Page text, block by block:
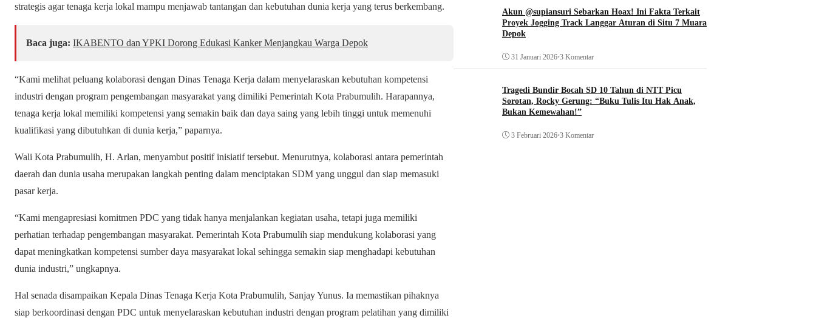
strategis agar tenaga kerja lokal mampu menjawab tantangan dan kebutuhan dunia kerja yang terus berkembang.
Baca juga: IKABENTO dan YPKI Dorong Edukasi Kanker Menjangkau Warga Depok
“Kami melihat peluang kolaborasi dengan Dinas Tenaga Kerja dalam menyelaraskan kebutuhan kompetensi
industri dengan program pengembangan masyarakat yang dimiliki Pemerintah Kota Prabumulih. Harapannya,
tenaga kerja lokal memiliki kompetensi yang semakin baik dan daya saing yang lebih tinggi untuk memenuhi
kualifikasi yang dibutuhkan di dunia kerja,” paparnya.
Wali Kota Prabumulih, H. Arlan, menyambut positif inisiatif tersebut. Menurutnya, kolaborasi antara pemerintah
daerah dan dunia usaha merupakan langkah penting dalam menciptakan SDM yang unggul dan siap memasuki
pasar kerja.
“Kami mengapresiasi komitmen PDC yang tidak hanya menjalankan kegiatan usaha, tetapi juga memiliki
perhatian terhadap pengembangan masyarakat. Pemerintah Kota Prabumulih siap mendukung kolaborasi yang
dapat meningkatkan kompetensi sumber daya masyarakat lokal sehingga semakin siap menghadapi kebutuhan
dunia industri,” ungkapnya.
Hal senada disampaikan Kepala Dinas Tenaga Kerja Kota Prabumulih, Sanjay Yunus. Ia memastikan pihaknya
siap berkoordinasi dengan PDC untuk menyelaraskan kebutuhan industri dengan program pelatihan yang dimiliki
Akun @supiansuri Sebarkan Hoax! Ini Fakta Terkait
Proyek Jogging Track Langgar Aturan di Situ 7 Muara
Depok
31 Januari 2026•3 Komentar
Tragedi Bundir Bocah SD 10 Tahun di NTT Picu
Sorotan, Rocky Gerung: “Buku Tulis Itu Hak Anak,
Bukan Kemewahan!”
3 Februari 2026•3 Komentar